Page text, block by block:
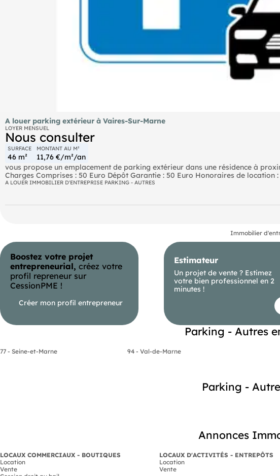
A louer parking extérieur à Vaires-Sur-Marne
LOYER MENSUEL
Nous consulter
SURFACE
46 m²
MONTANT AU M²
11,76 €/m²/an
vous propose un emplacement de parking extérieur dans une résidence à
- Numéro RSAC : 850274606
A LOUER IMMOBILIER D'ENTREPRISE PARKING - AUTRES
Immobilier
Boostez votre projet
entrepreneurial, créez votre
profil repreneur sur
CessionPME !
Créer mon profil entrepreneur
Estimateur
Un projet de vente ? Estimez
votre bien professionnel en 2
minutes !
Parking - Autres
77 - Seine-et-Marne 94 - Val-de-Marne
Parking -
Annonces
LOCAUX COMMERCIAUX - BOUTIQUES
Location
Vente
LOCAUX D'ACTIVITÉS - ENTREPÔTS
Location
Vente